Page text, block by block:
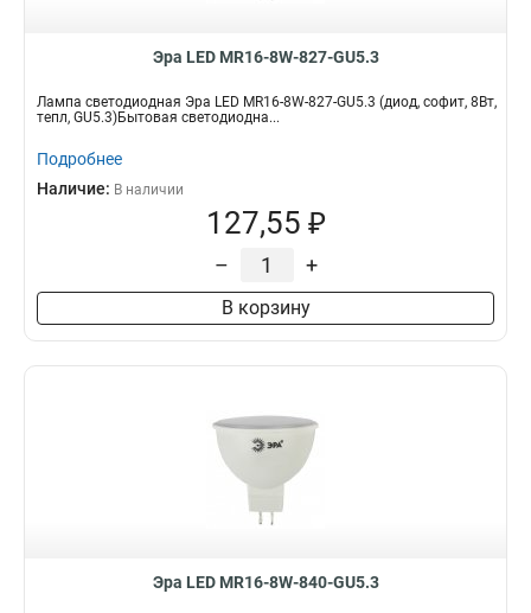
Эра LED MR16-8W-827-GU5.3
Лампа светодиодная Эра LED MR16-8W-827-GU5.3 (диод, софит, 8Вт,
тепл, GU5.3)Бытовая светодиодна...
Подробнее
Наличие: В наличии
127,55 ₽
– +
В корзину
Эра LED MR16-8W-840-GU5.3